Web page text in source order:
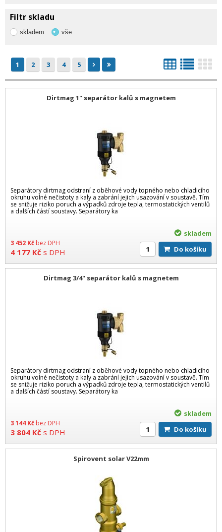
Filtr skladu
skladem vše
1 2 3 4 5
Dirtmag 1" separátor kalů s magnetem
Separátory dirtmag odstraní z oběhové vody topného nebo chladicího
okruhu volné nečistoty a kaly a zabrání jejich usazování v soustavě. Tím
se snižuje riziko poruch a výpadků zdroje tepla, termostatických ventilů
a dalších částí soustavy. Separátory ka
3 452 Kč bez DPH
4 177 Kč s DPH
skladem
Do košíku
Dirtmag 3/4" separátor kalů s magnetem
Separátory dirtmag odstraní z oběhové vody topného nebo chladicího
okruhu volné nečistoty a kaly a zabrání jejich usazování v soustavě. Tím
se snižuje riziko poruch a výpadků zdroje tepla, termostatických ventilů
a dalších částí soustavy. Separátory ka
3 144 Kč bez DPH
3 804 Kč s DPH
skladem
Do košíku
Spirovent solar V22mm